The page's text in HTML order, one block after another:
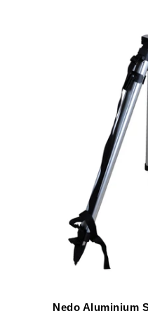
Nedo Aluminium